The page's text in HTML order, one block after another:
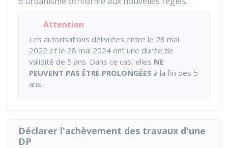
Attention
Les autorisations délivrées entre le 28 mai
2022 et le 28 mai 2024 ont une durée de
validité de 5 ans. Dans ce cas, elles NE
PEUVENT PAS ÊTRE PROLONGÉES à la fin des 5
ans.
Déclarer l'achèvement des travaux d'une
DP